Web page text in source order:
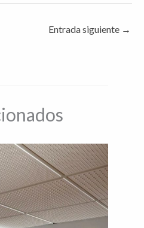
Entrada siguiente →